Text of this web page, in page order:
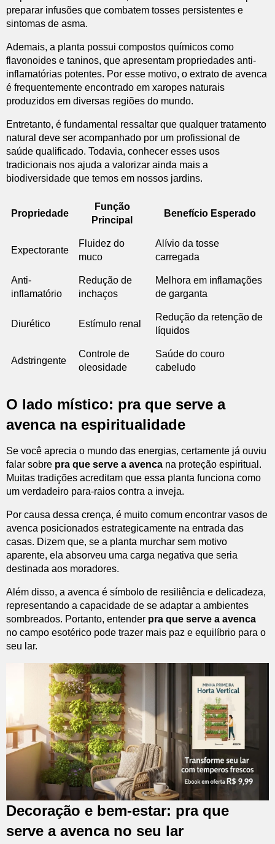
preparar infusões que combatem tosses persistentes e
sintomas de asma.
Ademais, a planta possui compostos químicos como
flavonoides e taninos, que apresentam propriedades anti-
inflamatórias potentes. Por esse motivo, o extrato de avenca
é frequentemente encontrado em xaropes naturais
produzidos em diversas regiões do mundo.
Entretanto, é fundamental ressaltar que qualquer tratamento
natural deve ser acompanhado por um profissional de
saúde qualificado. Todavia, conhecer esses usos
tradicionais nos ajuda a valorizar ainda mais a
biodiversidade que temos em nossos jardins.
Propriedade
Função
Principal
Benefício Esperado
Expectorante
Fluidez do
muco
Alívio da tosse
carregada
Anti-
inflamatório
Redução de
inchaços
Melhora em inflamações
de garganta
Diurético Estímulo renal
Redução da retenção de
líquidos
Adstringente
Controle de
oleosidade
Saúde do couro
cabeludo
O lado místico: pra que serve a
avenca na espiritualidade
Se você aprecia o mundo das energias, certamente já ouviu
falar sobre pra que serve a avenca na proteção espiritual.
Muitas tradições acreditam que essa planta funciona como
um verdadeiro para-raios contra a inveja.
Por causa dessa crença, é muito comum encontrar vasos de
avenca posicionados estrategicamente na entrada das
casas. Dizem que, se a planta murchar sem motivo
aparente, ela absorveu uma carga negativa que seria
destinada aos moradores.
Além disso, a avenca é símbolo de resiliência e delicadeza,
representando a capacidade de se adaptar a ambientes
sombreados. Portanto, entender pra que serve a avenca
no campo esotérico pode trazer mais paz e equilíbrio para o
seu lar.
Decoração e bem-estar: pra que
serve a avenca no seu lar